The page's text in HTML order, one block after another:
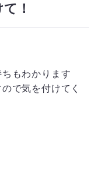
！
もわかります
で気を付けてく